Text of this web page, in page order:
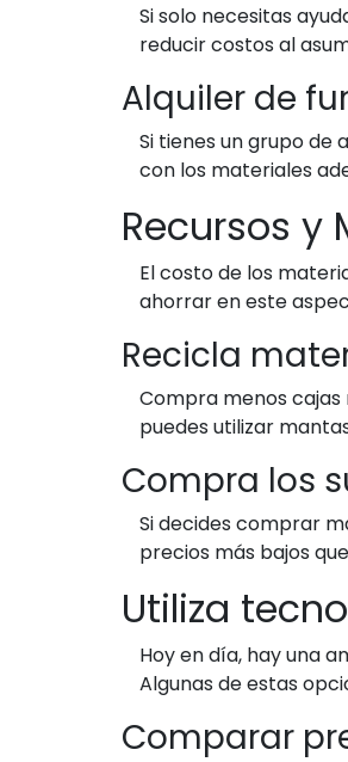
Si solo necesitas
reducir costos al
Alquiler de
Si tienes un grupo de
con los materiales
Recursos y
El costo de los
ahorrar en este
Recicla
Compra menos
puedes utilizar
Compra los
Si decides comprar
precios más bajos
Utiliza
Hoy en día, hay una
Algunas de estas
Comparar